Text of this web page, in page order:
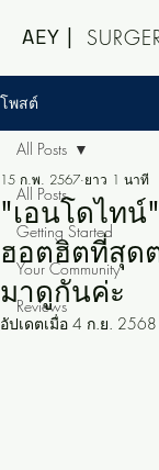
AEY |
โพสต์
All Posts
Getting Started
Your Community
Reviews
All Posts
"เอนโดไท
ฮอตฮิตที่สุด
มาดูกันค่ะ
15 ก.พ. 2567 ยาว 1 นาที
อัปเดตเมื่อ 4 ก.ย. 2568